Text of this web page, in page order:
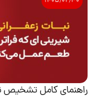
راهنمای کامل تشخیص